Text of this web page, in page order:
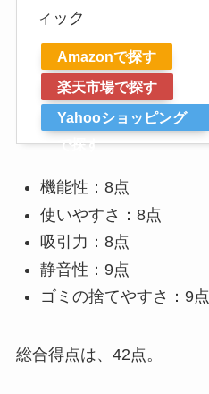
ィック
Amazonで探す
楽天市場で探す
Yahooショッピング
で探す
機能性：8点
使いやすさ：8点
吸引力：8点
静音性：9点
ゴミの捨てやすさ：9点
総合得点は、42点。